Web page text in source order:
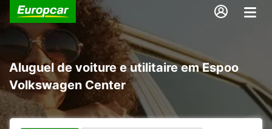
Aluguel de voiture e utilitaire em Espoo
Volkswagen Center